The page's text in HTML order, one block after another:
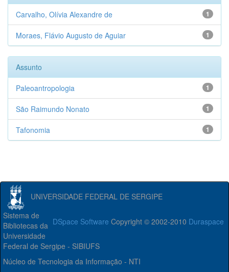
1
Carvalho, Olívia Alexandre de
1
Moraes, Flávio Augusto de Aguiar
Assunto
1
Paleoantropologia
1
São Raimundo Nonato
1
Tafonomia
UNIVERSIDADE FEDERAL DE SERGIPE
DSpace Software Copyright © 2002-2010 Duraspace
Sistema de
Bibliotecas da
Universidade
Federal de Sergipe - SIBIUFS
Núcleo de Tecnologia da Informação - NTI